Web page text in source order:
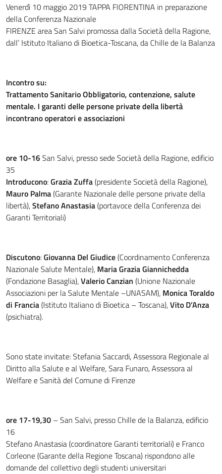
Venerdì 10 maggio 2019 TAPPA FIORENTINA in preparazione
della Conferenza Nazionale
FIRENZE area San Salvi promossa dalla Società della Ragione,
dall’ Istituto Italiano di Bioetica-Toscana, da Chille de la Balanza
Incontro su:
Trattamento Sanitario Obbligatorio, contenzione, salute
mentale. I garanti delle persone private della libertà
incontrano operatori e associazioni
ore 10-16San Salvi, presso sede Società della Ragione, edificio
35
Introducono:Grazia Zuffa(presidente Società della Ragione),
Mauro Palma(Garante Nazionale delle persone private della
libertà),Stefano Anastasia(portavoce della Conferenza dei
Garanti Territoriali)
Discutono:Giovanna Del Giudice(Coordinamento Conferenza
Nazionale Salute Mentale), Maria Grazia Giannichedda
(Fondazione Basaglia),Valerio Canzian (Unione Nazionale
Associazioni per la Salute Mentale –UNASAM), Monica Toraldo
di Francia(Istituto Italiano di Bioetica – Toscana),Vito D’Anza
(psichiatra).
Sono state invitate: Stefania Saccardi, Assessora Regionale al
Diritto alla Salute e al Welfare, Sara Funaro, Assessora al
Welfare e Sanità del Comune di Firenze
ore 17-19,30 – San Salvi, presso Chille de la Balanza, edificio
16
Stefano Anastasia (coordinatore Garanti territoriali) e Franco
Corleone (Garante della Regione Toscana) rispondono alle
domande del collettivo degli studenti universitari